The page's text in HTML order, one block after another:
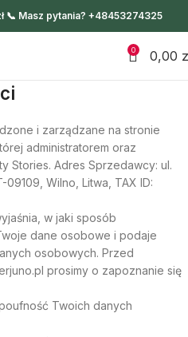
📞 Masz pytania? +48453274325
0 0,00
i zarządzane na stronie
administratorem oraz
Stories. Adres Sprzedawcy: ul.
Wilno, Litwa, TAX ID:
w jaki sposób
dane osobowe i podaje
osobowych. Przed
prosimy o zapoznanie się
Twoich danych